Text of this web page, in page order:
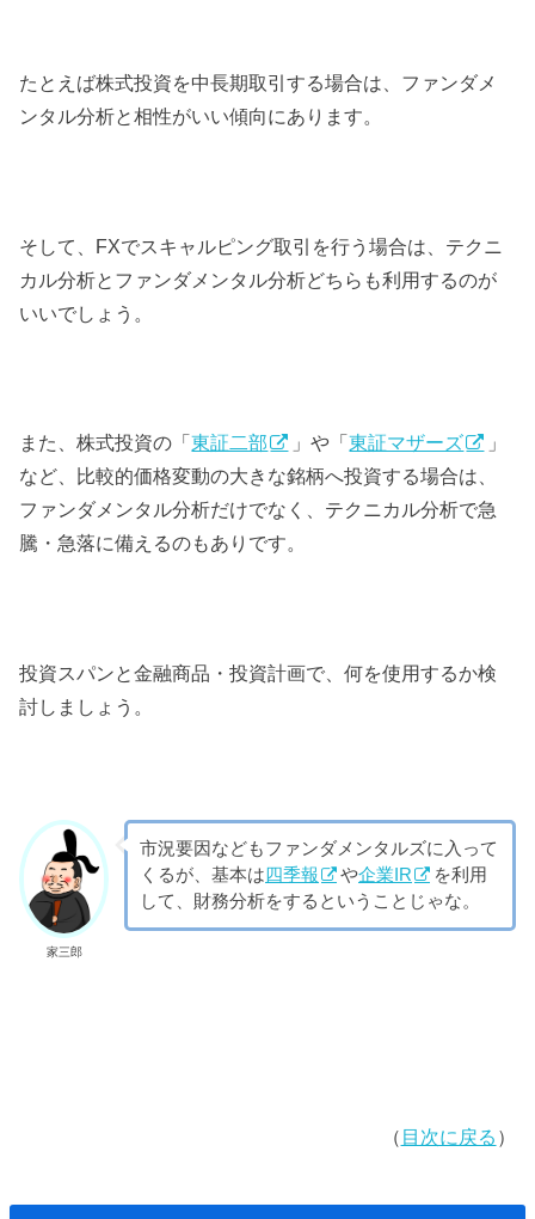
たとえば株式投資を中長期取引する場合は、ファンダメ
ンタル分析と相性がいい傾向にあります。
そして、FXでスキャルピング取引を行う場合は、テクニ
カル分析とファンダメンタル分析どちらも利用するのが
いいでしょう。
また、株式投資の「東証二部 」や「東証マザーズ
」
など、比較的価格変動の大きな銘柄へ投資する場合は、
ファンダメンタル分析だけでなく、テクニカル分析で急
騰・急落に備えるのもありです。
投資スパンと金融商品・投資計画で、何を使用するか検
討しましょう。
家三郎
市況要因などもファンダメンタルズに入って
くるが、基本は 四季報 や企業IR
を利用
して、財務分析をするということじゃな。
（ 目次に戻る ）